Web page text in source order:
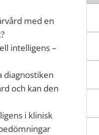
med en
intelligens –
diagnostiken
och kan den
i klinisk